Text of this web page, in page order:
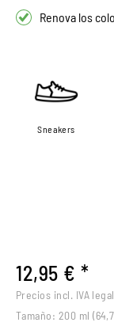
Renova los
Sneakers
12,95 € *
Precios incl. IVA legal
Tamaño: 200 ml